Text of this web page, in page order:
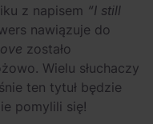
z napisem “I still
nawiązuje do
zostało
Wielu słuchaczy
ten tytuł będzie
pomylili się!